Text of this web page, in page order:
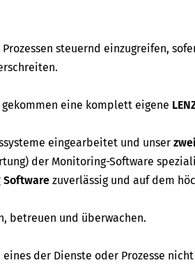
steuernd einzugreifen,
eine komplett eigene
eingearbeitet und unser
der Monitoring-Software
Software zuverlässig und auf dem
betreuen und überwachen.
der Dienste oder Prozesse